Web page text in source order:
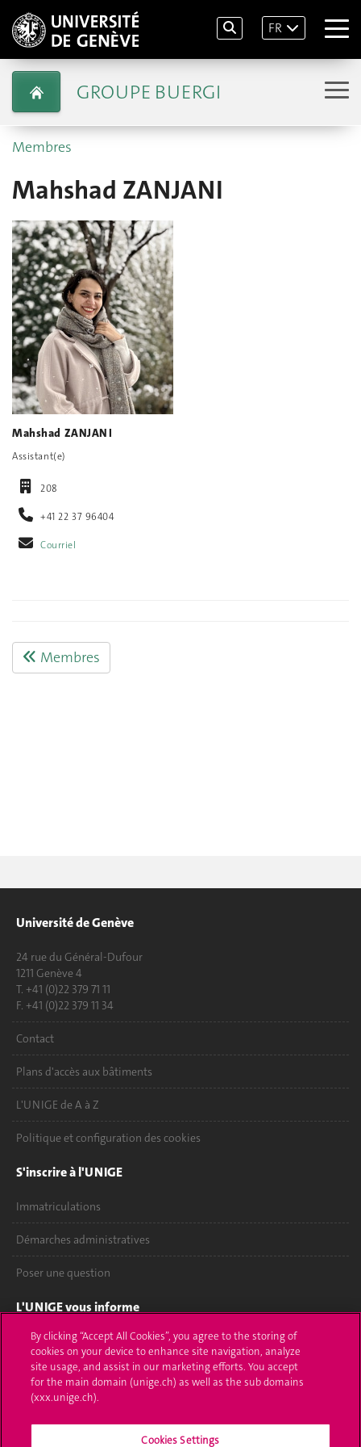
FR
GROUPE BUERGI
Membres
Mahshad ZANJANI
Mahshad ZANJANI
Assistant(e)
208
+41 22 37 96404
Courriel
Membres
Université de Genève
24 rue du Général-Dufour
1211 Genève 4
T. +41 (0)22 379 71 11
F. +41 (0)22 379 11 34
Contact
Plans d'accès aux bâtiments
L'UNIGE de A à Z
Politique et configuration des cookies
S'inscrire à l'UNIGE
Immatriculations
Démarches administratives
Poser une question
L'UNIGE vous informe
UNIGE Mobile
Médias
Offres d'emploi
By clicking “Accept All Cookies”, you agree to the storing of
cookies on your device to enhance site navigation, analyze
site usage, and assist in our marketing efforts. You accept
for the main domain (unige.ch) as well as the sub domains
(xxx.unige.ch).
Cookies Settings